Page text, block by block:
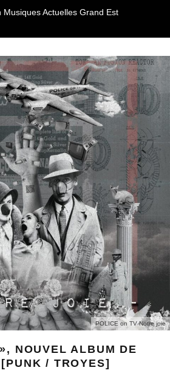
POLICE on TV Notre joie
NOUVEL ALBUM DE
/ TROYES]